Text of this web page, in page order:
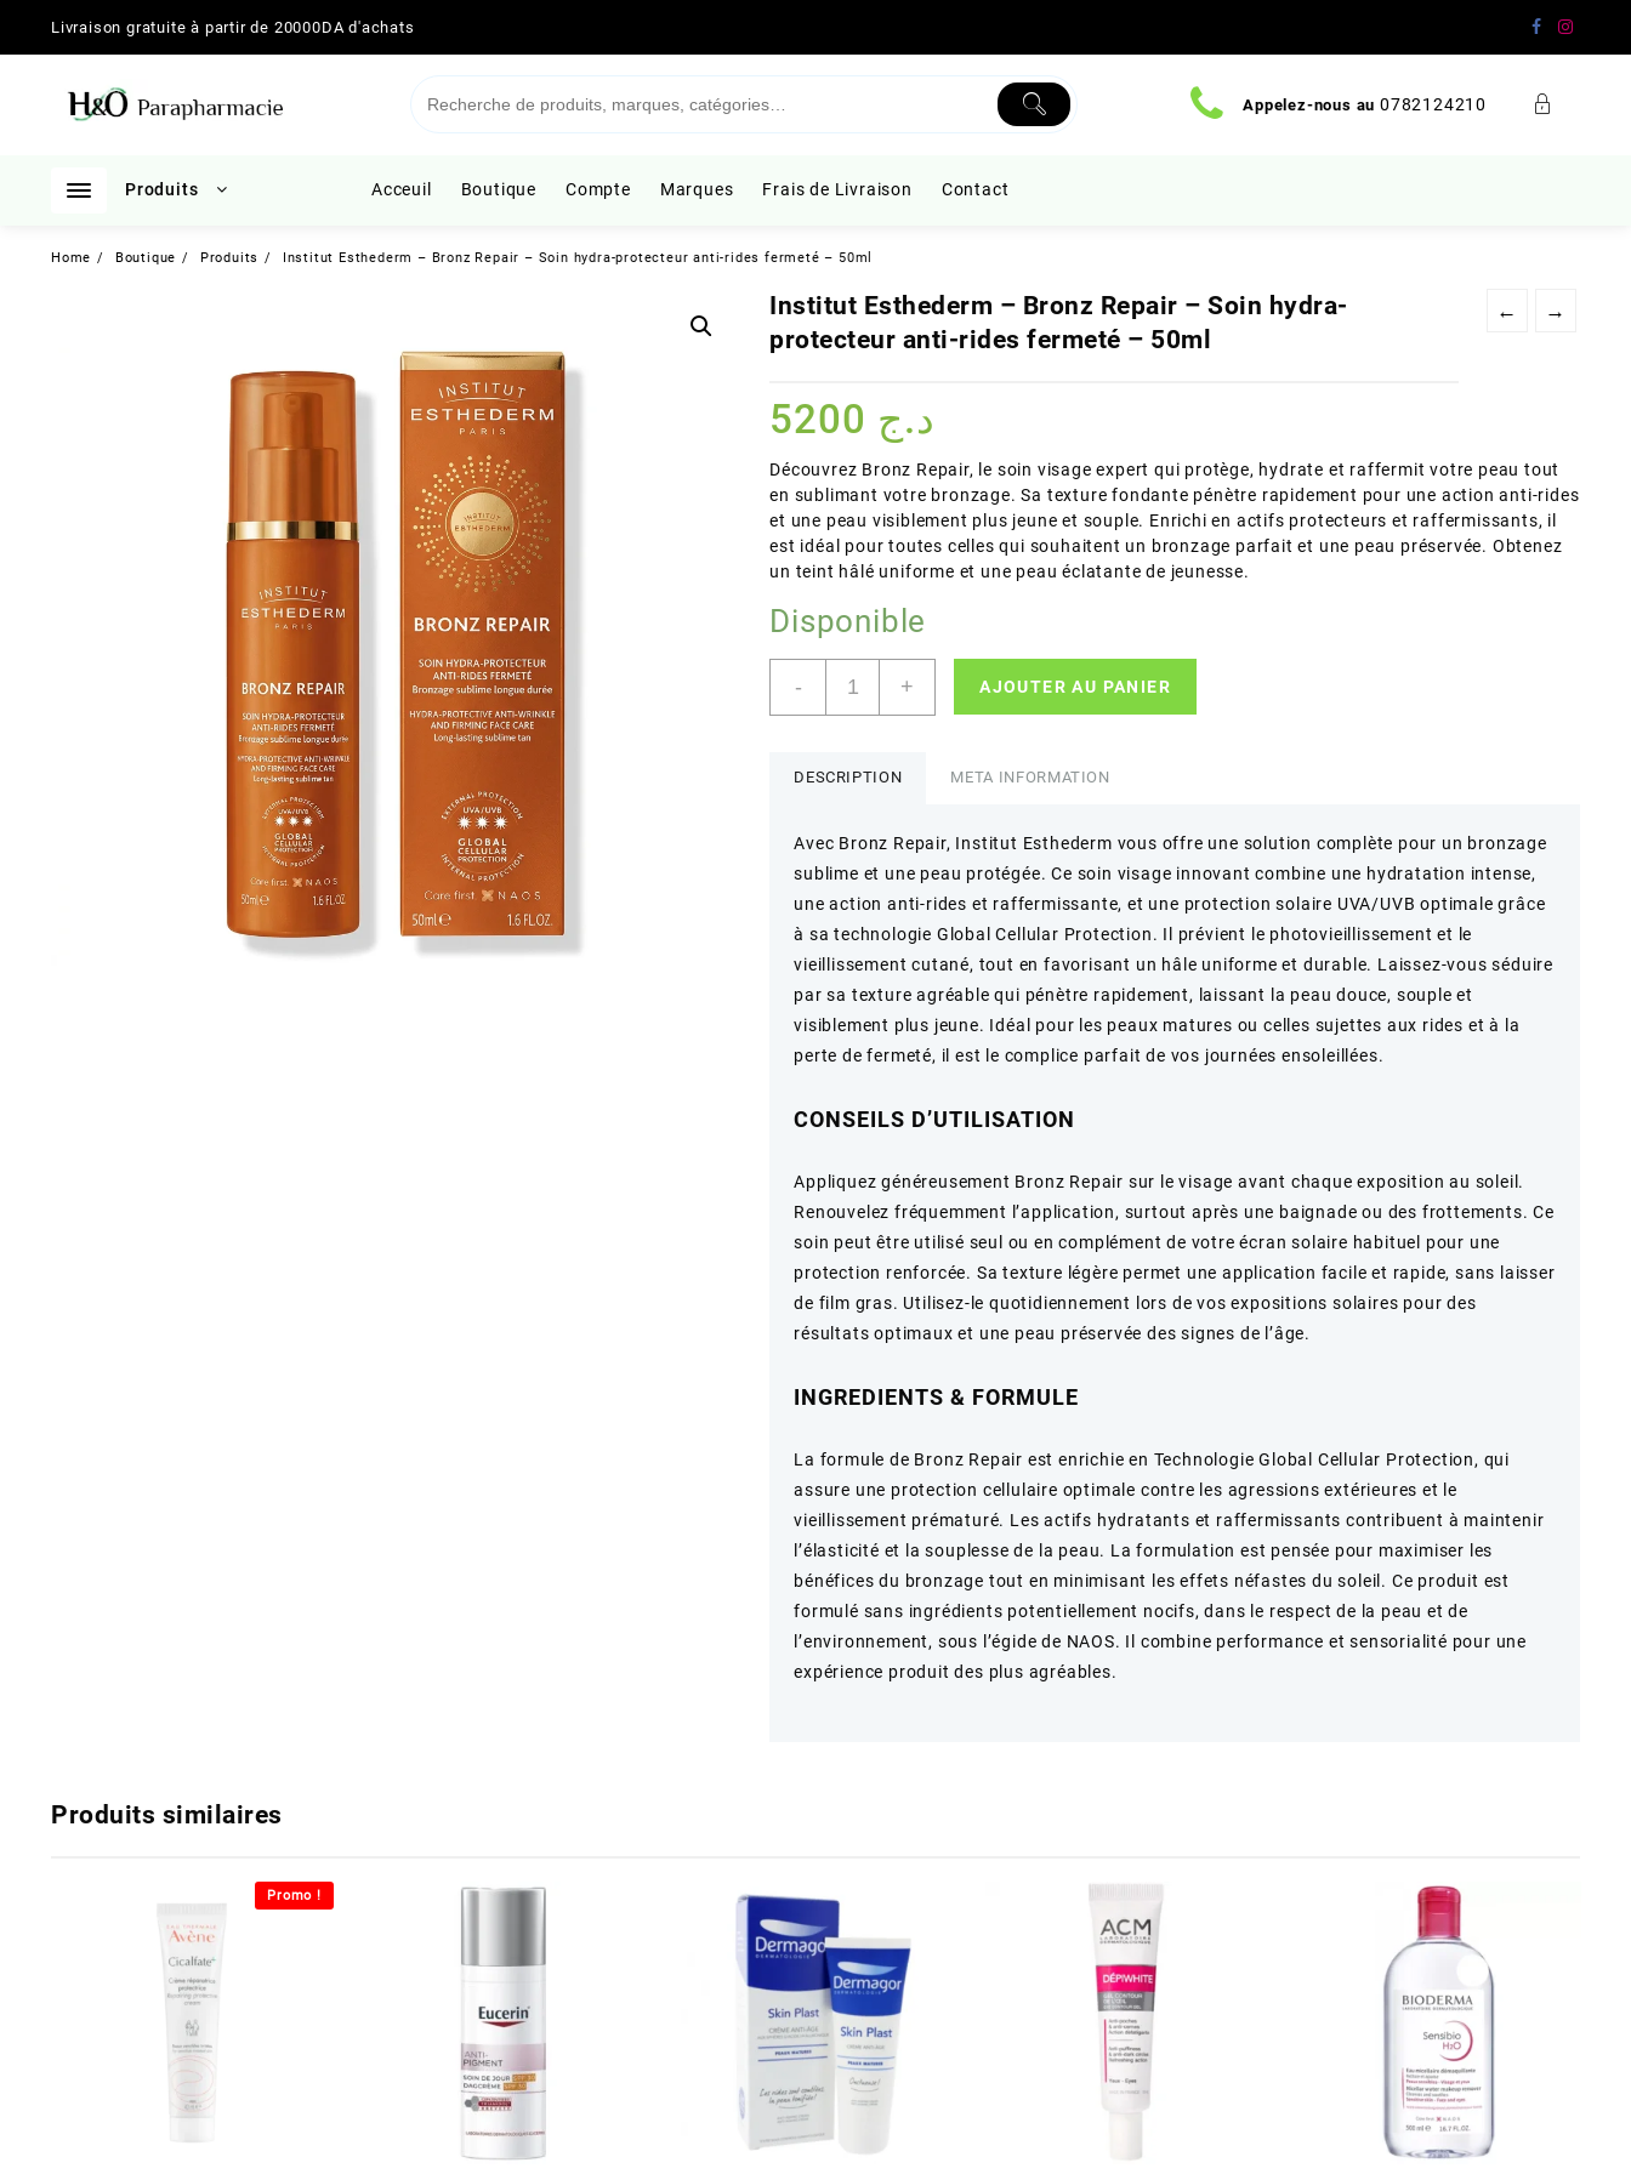
Livraison gratuite à partir de 20000DA d'achats
Appelez-nous au 0782124210
Produits Acceuil Boutique Compte Marques Frais de Livraison Contact
Home Boutique Produits Institut Esthederm – Bronz Repair – Soin hydra-protecteur anti-rides fermeté – 50ml
← →
Institut Esthederm – Bronz Repair – Soin hydra-
protecteur anti-rides fermeté – 50ml
د.ج
Découvrez Bronz Repair, le soin visage expert qui protège, hydrate et raffermit votre peau tout
en sublimant votre bronzage. Sa texture fondante pénètre rapidement pour une action anti-rides
et une peau visiblement plus jeune et souple. Enrichi en actifs protecteurs et raffermissants, il
est idéal pour toutes celles qui souhaitent un bronzage parfait et une peau préservée. Obtenez
un teint hâlé uniforme et une peau éclatante de jeunesse.
Disponible
-
Institut
–
–
Soin
hydra-
protecteur
rides
fermeté
–
50ml
+ AJOUTER AU PANIER
DESCRIPTION META INFORMATION
Avec Bronz Repair, Institut Esthederm vous offre une solution complète pour un bronzage
sublime et une peau protégée. Ce soin visage innovant combine une hydratation intense,
une action anti-rides et raffermissante, et une protection solaire UVA/UVB optimale grâce
à sa technologie Global Cellular Protection. Il prévient le photovieillissement et le
vieillissement cutané, tout en favorisant un hâle uniforme et durable. Laissez-vous séduire
par sa texture agréable qui pénètre rapidement, laissant la peau douce, souple et
visiblement plus jeune. Idéal pour les peaux matures ou celles sujettes aux rides et à la
perte de fermeté, il est le complice parfait de vos journées ensoleillées.
CONSEILS D’UTILISATION
Appliquez généreusement Bronz Repair sur le visage avant chaque exposition au soleil.
Renouvelez fréquemment l’application, surtout après une baignade ou des frottements. Ce
soin peut être utilisé seul ou en complément de votre écran solaire habituel pour une
protection renforcée. Sa texture légère permet une application facile et rapide, sans laisser
de film gras. Utilisez-le quotidiennement lors de vos expositions solaires pour des
résultats optimaux et une peau préservée des signes de l’âge.
INGREDIENTS & FORMULE
La formule de Bronz Repair est enrichie en Technologie Global Cellular Protection, qui
assure une protection cellulaire optimale contre les agressions extérieures et le
vieillissement prématuré. Les actifs hydratants et raffermissants contribuent à maintenir
l’élasticité et la souplesse de la peau. La formulation est pensée pour maximiser les
bénéfices du bronzage tout en minimisant les effets néfastes du soleil. Ce produit est
formulé sans ingrédients potentiellement nocifs, dans le respect de la peau et de
l’environnement, sous l’égide de NAOS. Il combine performance et sensorialité pour une
expérience produit des plus agréables.
Produits similaires
Promo !